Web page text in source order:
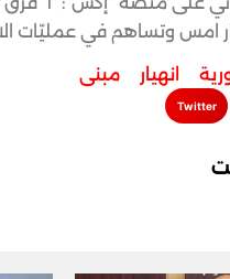
امس وتساهم في عمليّات
انهيار مبنى
Twitter